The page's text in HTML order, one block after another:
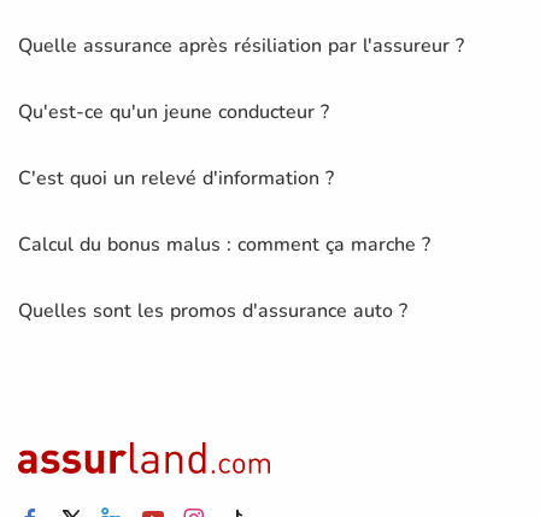
Quelle assurance après résiliation par l'assureur ?
Qu'est-ce qu'un jeune conducteur ?
C'est quoi un relevé d'information ?
Calcul du bonus malus : comment ça marche ?
Quelles sont les promos d'assurance auto ?